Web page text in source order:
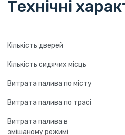
Технічні
Кількість дверей
Кількість сидячих місць
Витрата палива по місту
Витрата палива по трасі
Витрата палива в
змішаному режимі